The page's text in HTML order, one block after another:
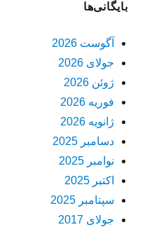
بایگانی‌ها
آگوست 2026
جولای 2026
ژوئن 2026
فوریه 2026
ژانویه 2026
دسامبر 2025
نوامبر 2025
اکتبر 2025
سپتامبر 2025
جولای 2017